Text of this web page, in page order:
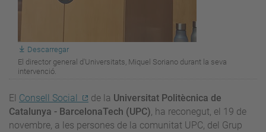
Descarregar
El director general d'Universitats, Miquel Soriano durant la seva
intervenció.
El Consell Social de la Universitat Politècnica de
Catalunya - BarcelonaTech (UPC) , ha reconegut, el 19 de
novembre, a les persones de la comunitat UPC, del Grup